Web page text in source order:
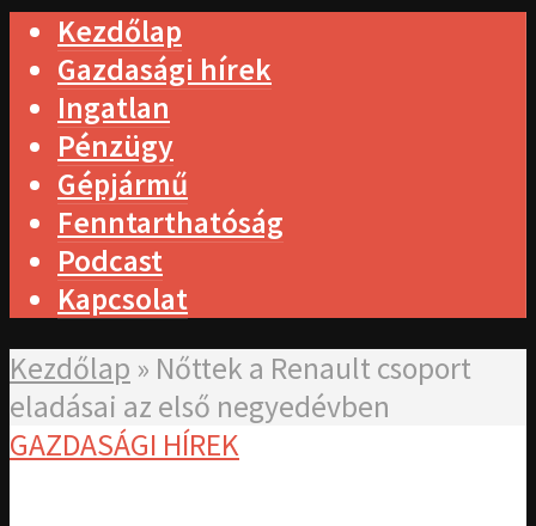
Kezdőlap
Gazdasági hírek
Ingatlan
Pénzügy
Gépjármű
Fenntarthatóság
Podcast
Kapcsolat
Kezdőlap » Nőttek a Renault csoport
eladásai az első negyedévben
GAZDASÁGI HÍREK